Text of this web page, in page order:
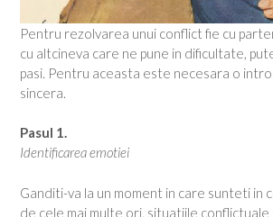
Pentru rezolvarea unui conflict fie cu
cu altcineva care ne pune in dificultate,
pasi. Pentru aceasta este necesara o
sincera.
Pasul 1.
Identificarea emotiei
Ganditi-va la un moment in care sunteti in
de cele mai multe ori, situatiile